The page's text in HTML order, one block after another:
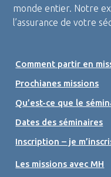
monde entier. Notre
l’assurance de votre
Comment partir en
Prochianes missions
Qu’est-ce que le
Dates des séminaires
Inscription – je
Les missions avec MH